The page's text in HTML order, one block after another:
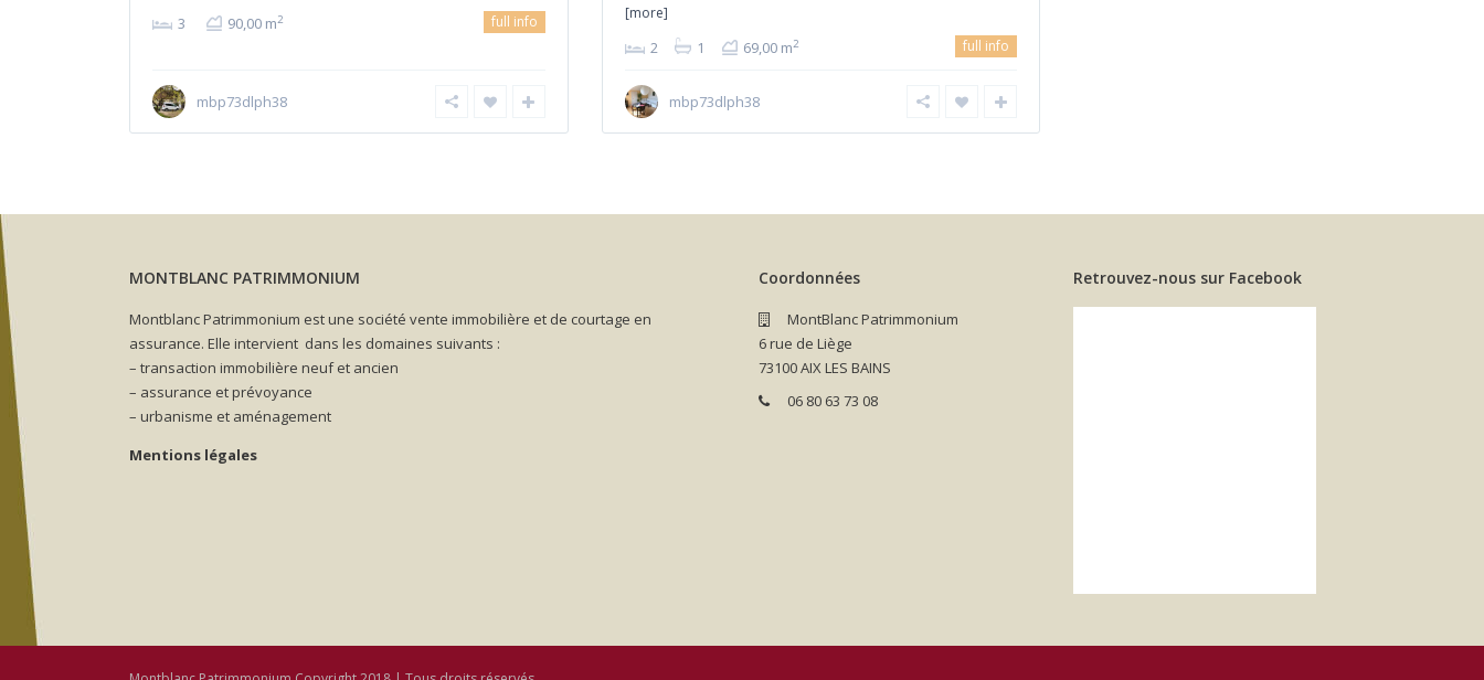
3 90,00 m2 full info
mbp73dlph38
[more]
2 1 69,00 m2 full info
mbp73dlph38
MONTBLANC PATRIMMONIUM
Montblanc Patrimmonium est une société vente immobilière et de courtage en
assurance. Elle intervient dans les domaines suivants :
– transaction immobilière neuf et ancien
– assurance et prévoyance
– urbanisme et aménagement
Mentions légales
Coordonnées
MontBlanc Patrimmonium
6 rue de Liège
73100 AIX LES BAINS
06 80 63 73 08
Retrouvez-nous sur Facebook